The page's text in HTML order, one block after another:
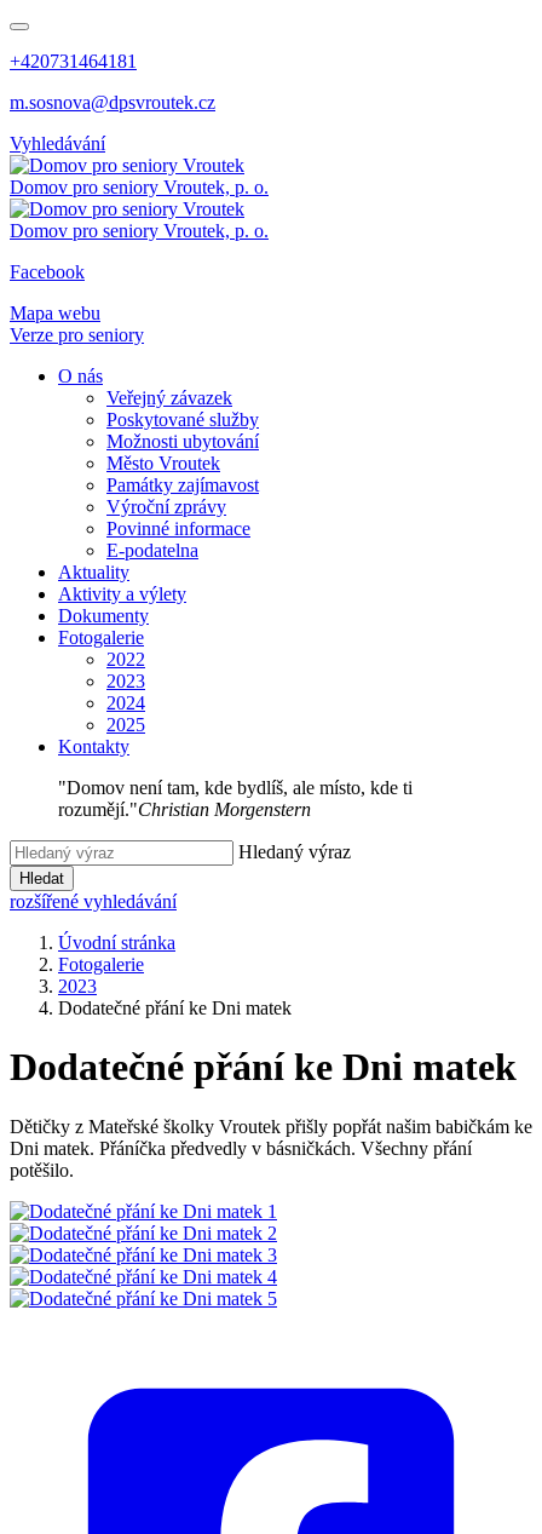
+420731464181
m.sosnova@dpsvroutek.cz
Vyhledávání
Domov pro seniory Vroutek, p. o.
Domov pro seniory Vroutek, p. o.
Facebook
Mapa webu
Verze pro seniory
O nás
Veřejný závazek
Poskytované služby
Možnosti ubytování
Město Vroutek
Památky zajímavost
Výroční zprávy
Povinné informace
E-podatelna
Aktuality
Aktivity a výlety
Dokumenty
Fotogalerie
2022
2023
2024
2025
Kontakty
"Domov není tam, kde bydlíš, ale místo, kde ti
rozumějí."Christian Morgenstern
Hledaný výraz
Hledat
rozšířené vyhledávání
Úvodní stránka
Fotogalerie
2023
Dodatečné přání ke Dni matek
Dodatečné přání ke Dni matek
Dětičky z Mateřské školky Vroutek přišly popřát našim babičkám ke
Dni matek. Přáníčka předvedly v básničkách. Všechny přání
potěšilo.